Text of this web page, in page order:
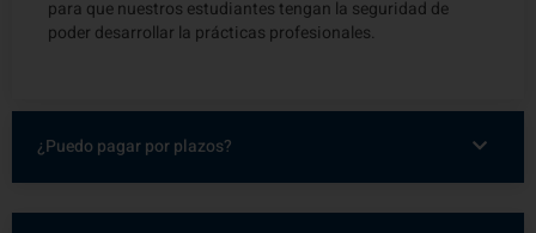
para que nuestros estudiantes tengan la seguridad de
poder desarrollar la prácticas profesionales.
¿Puedo pagar por plazos?